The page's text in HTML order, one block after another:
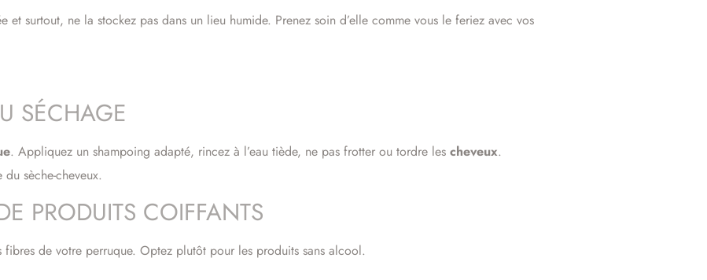
et surtout, ne la stockez pas dans un lieu humide. Prenez soin d’elle comme vous le feriez avec vos
SÉCHAGE
. Appliquez un shampoing adapté, rincez à l’eau tiède, ne pas frotter ou tordre les cheveux.
sèche-cheveux.
PRODUITS COIFFANTS
de votre perruque. Optez plutôt pour les produits sans alcool.